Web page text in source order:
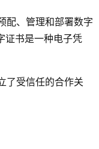
配、管理和部署数字
证书是一种电子凭
了受信任的合作关